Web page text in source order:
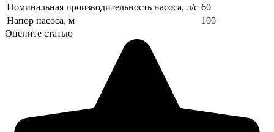
Номинальная производительность насоса, л/с 60
Напор насоса, м
100
Оцените статью